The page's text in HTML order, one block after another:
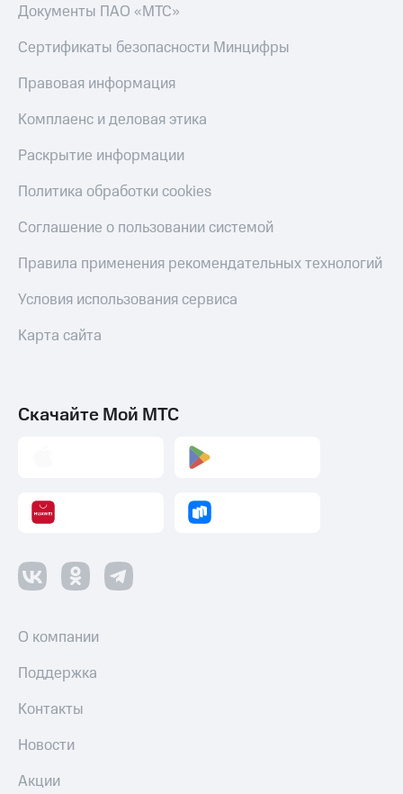
Документы ПАО «МТС»
Сертификаты безопасности Минцифры
Правовая информация
Комплаенс и деловая этика
Раскрытие информации
Политика обработки cookies
Соглашение о пользовании системой
Правила применения рекомендательных технологий
Условия использования сервиса
Карта сайта
Скачайте Мой МТС
О компании
Поддержка
Контакты
Новости
Акции